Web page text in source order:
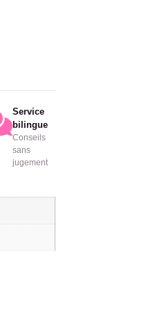
Service
bilingue
Conseils
sans
jugement